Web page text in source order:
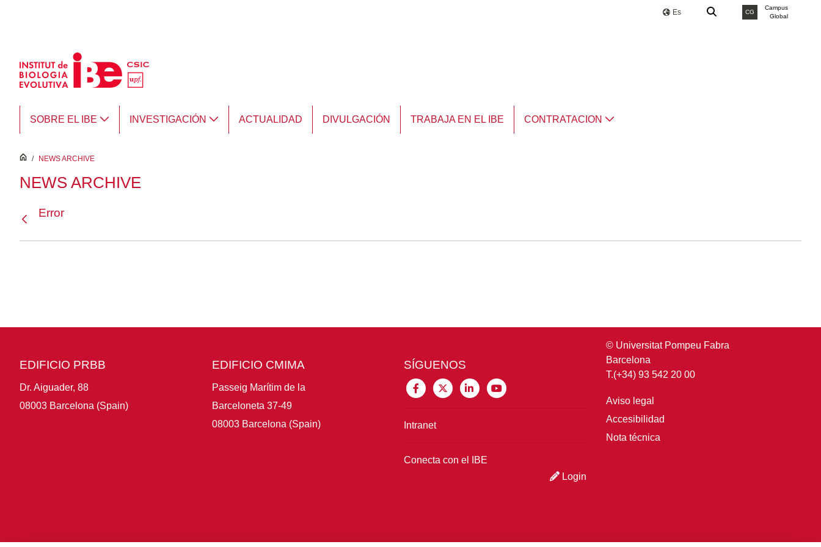
Es CG
Campus
Global
SOBRE EL IBE INVESTIGACIÓN ACTUALIDAD DIVULGACIÓN TRABAJA EN EL IBE CONTRATACION
inici
/ NEWS ARCHIVE
NEWS ARCHIVE
Error
EDIFICIO PRBB
Dr. Aiguader, 88
08003 Barcelona (Spain)
EDIFICIO CMIMA
Passeig Marítim de la
Barceloneta 37-49
08003 Barcelona (Spain)
SÍGUENOS
Intranet
Conecta con el IBE
Login
© Universitat Pompeu Fabra
Barcelona
T.(+34) 93 542 20 00
Aviso legal
Accesibilidad
Nota técnica